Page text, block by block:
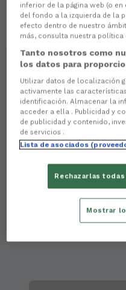
Sergio Cubero 15/
inferior de la página web (o
del fondo a la izquierda de la
efecto dentro de nuestro
más, consulta nuestra política
Tanto nosotros como
los datos para
Utilizar datos de localización
activamente las
identificación. Almacenar la
acceder a ella . Publicidad y
de publicidad y contenido,
de servicios .
Lista de asociados
Rechazarlas todas
Mostrar